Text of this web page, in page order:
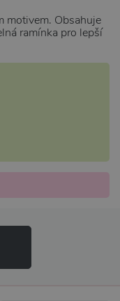
motivem. Obsahuje
ramínka pro lepší